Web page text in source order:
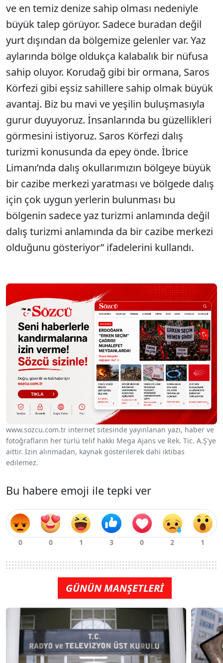
ve en temiz denize sahip olması nedeniyle
büyük talep görüyor. Sadece buradan değil
yurt dışından da bölgemize gelenler var. Yaz
aylarında bölge oldukça kalabalık bir nüfusa
sahip oluyor. Korudağ gibi bir ormana, Saros
Körfezi gibi eşsiz sahillere sahip olmak büyük
avantaj. Biz bu mavi ve yeşilin buluşmasıyla
gurur duyuyoruz. İnsanlarında bu güzellikleri
görmesini istiyoruz. Saros Körfezi dalış
turizmi konusunda da epey önde. İbrice
Limanı’nda dalış okullarımızın bölgeye büyük
bir cazibe merkezi yaratması ve bölgede dalış
için çok uygun yerlerin bulunması bu
bölgenin sadece yaz turizmi anlamında değil
dalış turizmi anlamında da bir cazibe merkezi
olduğunu gösteriyor” ifadelerini kullandı.
www.sozcu.com.tr internet sitesinde yayınlanan yazı, haber ve
fotoğrafların her türlü telif hakkı Mega Ajans ve Rek. Tic. A.Ş'ye
aittir. İzin alınmadan, kaynak gösterilerek dahi iktibas
edilemez.
Bu habere emoji ile tepki ver
GÜNÜN MANŞETLERİ